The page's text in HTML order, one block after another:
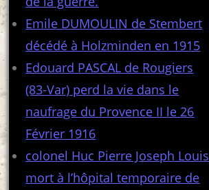
Emile DUMOULIN de Stembert
décédé à Holzminden en 1915
Edouard PASCAL de Rougiers
(83-Var) perd la vie dans le
naufrage du Provence II le 26
Février 1916
colonel Huc Pierre Joseph Louis
mort à l’hôpital temporaire de